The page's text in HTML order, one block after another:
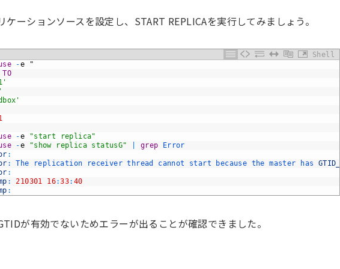
ーションソースを設定し、START REPLICAを実行してみましょう。
Shell
-e
"
TO
-e
"start replica"
-e "show replica statusG" grep
Error
:
: The replication receiver thread cannot start because the master has
:
: 210301 16:33: 40
:
が有効でないためエラーが出ることが確認できました。